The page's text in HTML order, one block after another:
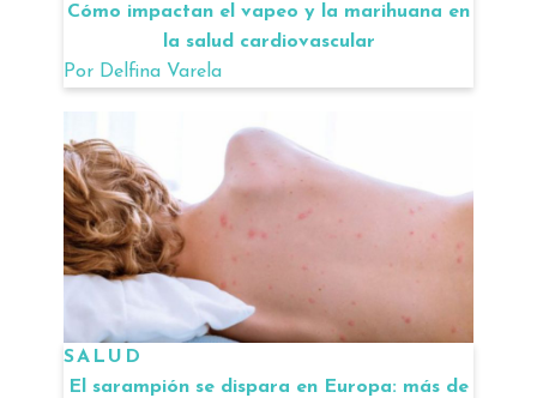
Cómo impactan el vapeo y la marihuana en
la salud cardiovascular
Por Delfina Varela
SALUD
El sarampión se dispara en Europa: más de